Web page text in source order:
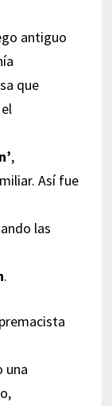
antiguo
que
,
Así fue
las
.
una